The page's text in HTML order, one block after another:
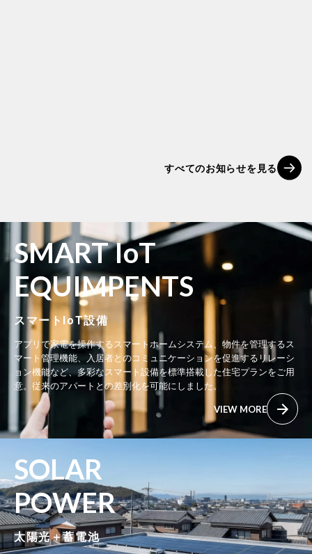
すべてのお知らせを見る
SMART IoT
EQUIMPENTS
スマートIoT設備
アプリで家電を操作するスマートホームシステム、物件を管理するス
マート管理機能、入居者とのコミュニケーションを促進するリレーシ
ョン機能など、多彩なスマート設備を標準搭載した住宅プランをご用
意。従来のアパートとの差別化を可能にしました。
VIEW MORE
SOLAR
POWER
太陽光＋蓄電池